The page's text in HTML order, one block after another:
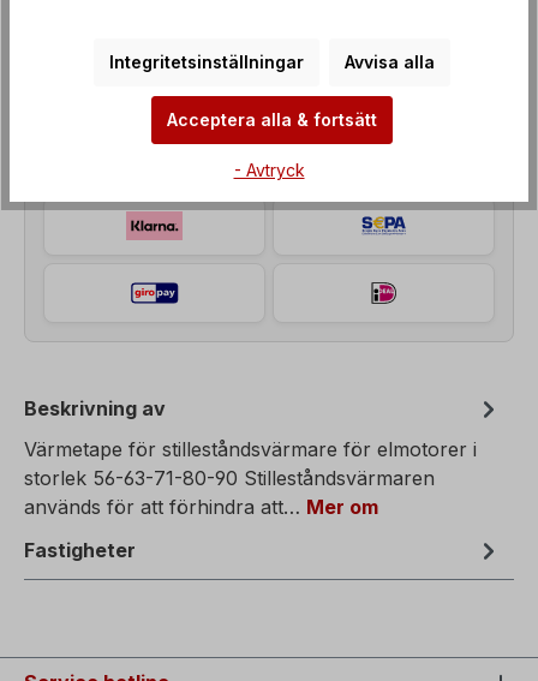
Beskrivning av
Värmetape för stilleståndsvärmare för elmotorer i
storlek 56-63-71-80-90 Stilleståndsvärmaren
används för att förhindra att… Mer om
Fastigheter
Integritetsinställningar Avvisa alla
Acceptera alla & fortsätt
- Avtryck